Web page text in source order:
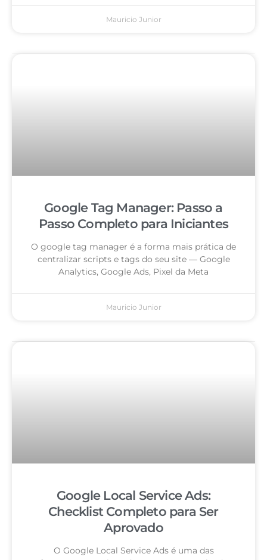
Mauricio Junior
Google Tag Manager: Passo a
Passo Completo para Iniciantes
O google tag manager é a forma mais prática de
centralizar scripts e tags do seu site — Google
Analytics, Google Ads, Pixel da Meta
Mauricio Junior
Google Local Service Ads:
Checklist Completo para Ser
Aprovado
O Google Local Service Ads é uma das